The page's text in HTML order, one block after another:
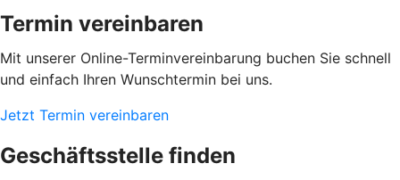
Termin vereinbaren
Mit unserer Online-Terminvereinbarung buchen Sie schnell
und einfach Ihren Wunschtermin bei uns.
Jetzt Termin vereinbaren
Geschäftsstelle finden